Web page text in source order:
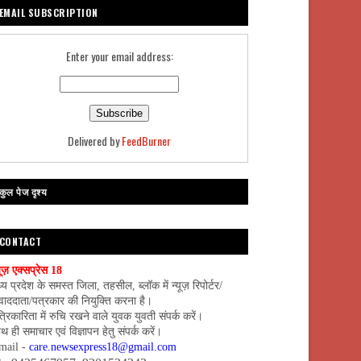
EMAIL SUBSCRIPTION
Enter your email address:
Delivered byFeedBurner
पेज दृश्य
CONTACT
एक्सप्रेस 18
प्रदेश के समस्त जिला, तहसील, ब्लॉक में न्यूज़ रिपोर्टर/
पत्रकार की नियुक्ति करना है।
में रुचि रखने वाले युवक युवती संपर्क करें।
ही समाचार एवं विज्ञापन हेतु संपर्क करें।
- care.newsexpress18@gmail.com